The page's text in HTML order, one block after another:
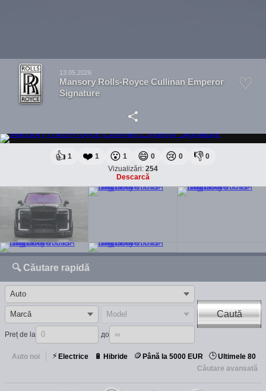
13.05.2026
Mansory Rolls-Royce Cullinan Emperor
Signature
👍 1 ❤️ 1 😮 1 😄 0 😢 0 👎 0
Vizualizări: 254
Descarcă
🔍 Căutare rapidă
Preț de la до
Caută
Auto noi ⚡Electrice 🔋 Hibride 🪙 Până la 5000 EUR 🕒Ultimele 80
Căutare avansată